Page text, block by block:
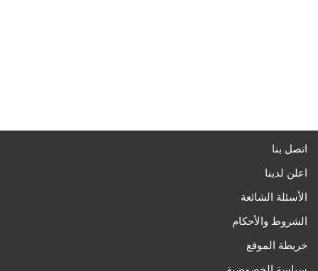
اتصل بنا
اعلن لدينا
الأسئلة الشائعة
الشروط والأحكام
خريطة الموقع